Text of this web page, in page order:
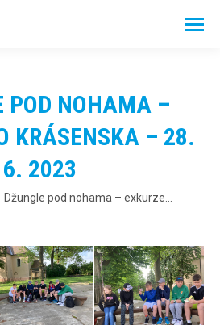
POD NOHAMA –
KRÁSENSKA – 28.
6. 2023
Džungle pod nohama – exkurze…